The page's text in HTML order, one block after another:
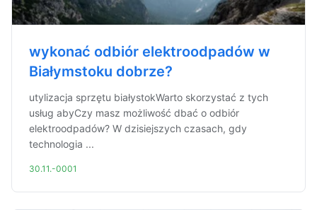
wykonać odbiór elektroodpadów w
Białymstoku dobrze?
utylizacja sprzętu białystokWarto skorzystać z tych
usług abyCzy masz możliwość dbać o odbiór
elektroodpadów? W dzisiejszych czasach, gdy
technologia ...
30.11.-0001